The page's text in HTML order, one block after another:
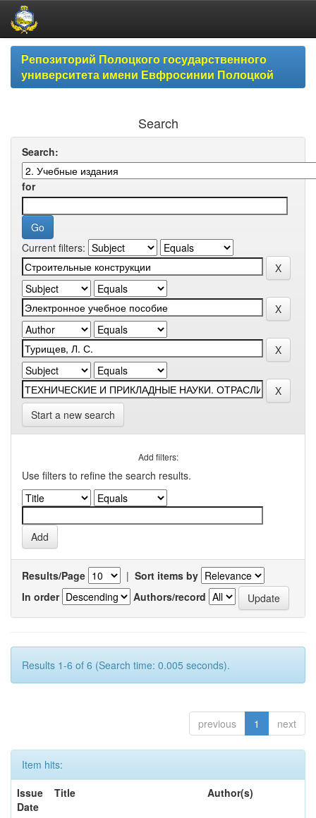
Skip
navigationРепозиторий Полоцкого государственного
университета имени Евфросинии Полоцкой
Search
Search:
for
Current filters:
Start a new search
Add filters:
Use filters to refine the search results.
Results/Page | Sort items by
In order
Authors/record
Results 1-6 of 6 (Search time: 0.005 seconds).
previous 1 next
Item hits:
Issue
Date
Title Author(s)